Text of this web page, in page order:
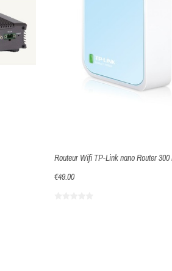
Routeur Wifi TP-Link nano Router 300
€49.00